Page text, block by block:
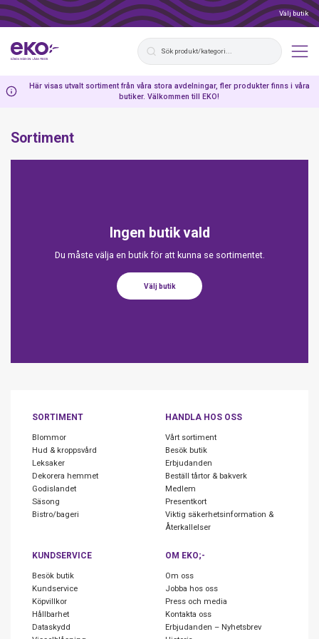
Välj butik
Här visas utvalt sortiment från våra stora avdelningar, fler produkter finns i våra
butiker. Välkommen till EKO!
Sortiment
Ingen butik vald
Du måste välja en butik för att kunna se sortimentet.
Välj butik
SORTIMENT
Blommor
Hud & kroppsvård
Leksaker
Dekorera hemmet
Godislandet
Säsong
Bistro/bageri
HANDLA HOS OSS
Vårt sortiment
Besök butik
Erbjudanden
Beställ tårtor & bakverk
Medlem
Presentkort
Viktig säkerhetsinformation &
Återkallelser
KUNDSERVICE
Besök butik
Kundservice
Köpvillkor
Hållbarhet
Dataskydd
OM EKO;-
Om oss
Jobba hos oss
Press och media
Kontakta oss
Erbjudanden – Nyhetsbrev